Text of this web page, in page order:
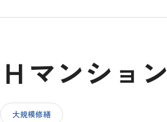
施工事例
CSRの取り組み
Ｈマンション
大規模修繕